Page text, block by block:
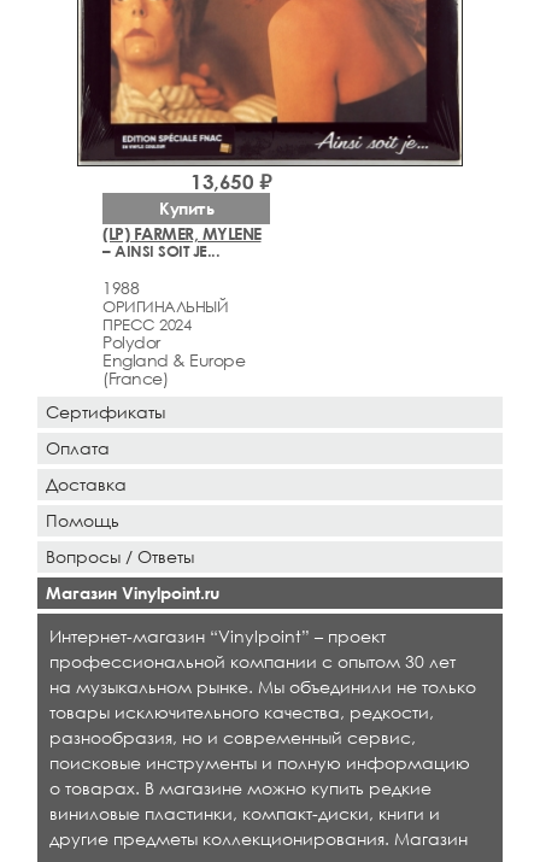
(LP) FARMER, MYLENE
– AINSI SOIT JE...
1988
ОРИГИНАЛЬНЫЙ
ПРЕСС 2024
Polydor
England & Europe
(France)
13,650 ₽
Купить
Сертификаты
Оплата
Доставка
Помощь
Вопросы / Ответы
Магазин Vinylpoint.ru
Интернет-магазин “Vinylpoint” – проект
профессиональной компании с опытом 30 лет
на музыкальном рынке. Мы объединили не только
товары исключительного качества, редкости,
разнообразия, но и современный сервис,
поисковые инструменты и полную информацию
о товарах. В магазине можно купить редкие
виниловые пластинки, компакт-диски, книги и
другие предметы коллекционирования. Магазин